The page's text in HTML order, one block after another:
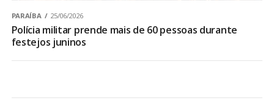
PARAÍBA 25/06/2026
Polícia militar prende mais de 60 pessoas durante
festejos juninos